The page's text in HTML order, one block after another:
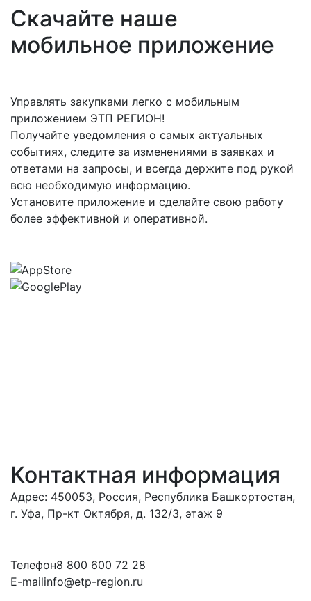
Скачайте наше
мобильное приложение
Управлять закупками легко с мобильным
приложением ЭТП РЕГИОН!
Получайте уведомления о самых актуальных
событиях, следите за изменениями в заявках и
ответами на запросы, и всегда держите под рукой
всю необходимую информацию.
Установите приложение и сделайте свою работу
более эффективной и оперативной.
Контактная информация
Адрес: 450053, Россия, Республика Башкортостан,
г. Уфа, Пр-кт Октября, д. 132/3, этаж 9
Телефон8 800 600 72 28
E-mailinfo@etp-region.ru